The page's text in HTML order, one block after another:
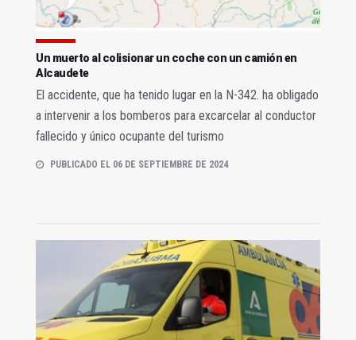
Un muerto al colisionar un coche con un camión en
Alcaudete
El accidente, que ha tenido lugar en la N-342. ha obligado
a intervenir a los bomberos para excarcelar al conductor
fallecido y único ocupante del turismo
PUBLICADO EL 06 DE SEPTIEMBRE DE 2024